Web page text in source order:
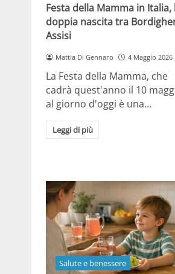
Festa della Mamma in Italia,
doppia nascita tra
Assisi
Mattia Di Gennaro 4 Maggio 2026
La Festa della Mamma, che
cadrà quest'anno il 10
al giorno d'oggi è una…
Leggi di più
Salute e benessere